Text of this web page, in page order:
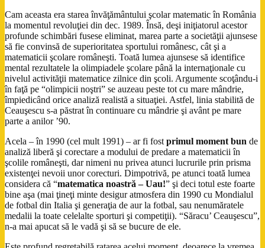
Cam aceasta era starea învăţământului şcolar matematic în România
la momentul revoluţiei din dec. 1989. Însă, deşi iniţiatorul acestor
profunde schimbări fusese eliminat, marea parte a societăţii ajunsese
să fie convinsă de superioritatea sportului românesc, cât şi a
matematicii şcolare româneşti. Toată lumea ajunsese să identifice
mental rezultatele la olimpiadele şcolare până la internaţionale cu
nivelul activităţii matematice zilnice din şcoli. Argumente scoţându-i
în faţă pe “olimpicii noştri” se auzeau peste tot cu mare mândrie,
împiedicând orice analiză realistă a situaţiei. Astfel, linia stabilită de
Ceauşescu s-a păstrat în continuare cu mândrie şi avânt pe mare
parte a anilor ’90.
Acela – în 1990 (cel mult 1991) – ar fi fost primul moment bun de
analiză liberă şi corectare a modului de predare a matematicii în
şcolile româneşti, dar nimeni nu privea atunci lucrurile prin prisma
existenţei nevoii unor corecturi. Dimpotrivă, pe atunci toată lumea
considera că “matematica noastră – Uau!” şi deci totul este foarte
bine aşa (mai ţineţi minte desigur atmosfera din 1990 cu Mondialul
de fotbal din Italia şi generaţia de aur la fotbal, sau nenumăratele
medalii la toate celelalte sporturi şi competiţii). “Săracu’ Ceauşescu”,
n-a mai apucat să le vadă şi să se bucure de ele.